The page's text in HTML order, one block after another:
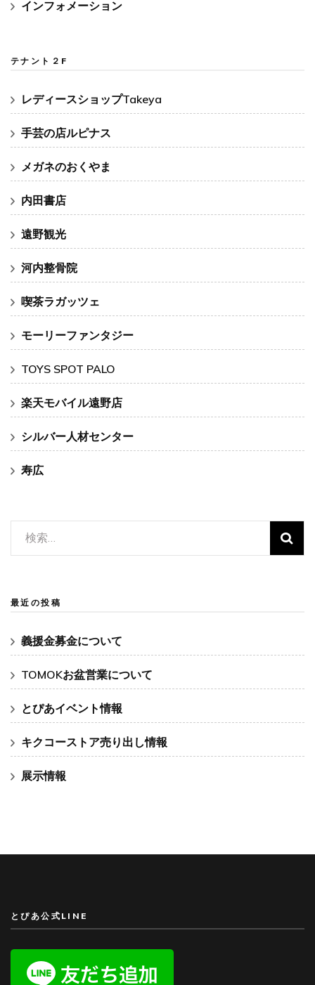
インフォメーション
テナント２F
レディースショップTakeya
手芸の店ルピナス
メガネのおくやま
内田書店
遠野観光
河内整骨院
喫茶ラガッツェ
モーリーファンタジー
TOYS SPOT PALO
楽天モバイル遠野店
シルバー人材センター
寿広
検
索:
最近の投稿
義援金募金について
TOMOKお盆営業について
とぴあイベント情報
キクコーストア売り出し情報
展示情報
とぴあ公式LINE